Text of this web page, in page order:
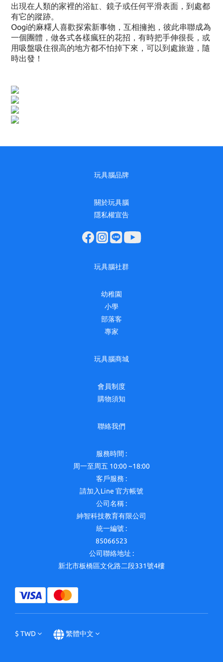
出現在人類的家裡的浴缸、鏡子或任何平滑表面，到處都
有它的蹤跡。
Oogi的麻糬人喜歡探索新事物，互相擁抱，彼此串聯成為
一個團體，做各式各樣瘋狂的花招，有時把手伸很長，或
用吸盤吸住很高的地方都不怕掉下來，可以到處旅遊，隨
時出發！
玩具腦品牌
關於玩具腦
隱私權宣告
玩具腦社群
幼稚園
小學
部落客
專家
玩具腦商城
會員制度
購物須知
聯絡我們
服務時間 :
周一至周五 10:00 ~18:00
客戶服務 :
請加入Line 官方帳號
公司名稱 :
紳智科技教育有限公司
統一編號 :
85066523
公司聯絡地址 :
新北市板橋區文化路二段331號4樓
$ TWD 繁體中文